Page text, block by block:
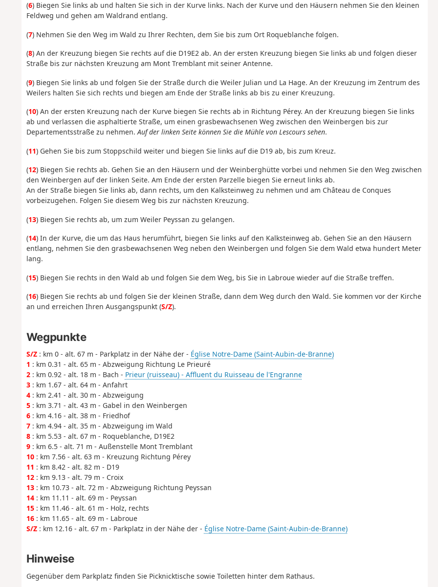
(6) Biegen Sie links ab und halten Sie sich in der Kurve links. Nach der Kurve und den Häusern nehmen Sie den kleinen
Feldweg und gehen am Waldrand entlang.
(7) Nehmen Sie den Weg im Wald zu Ihrer Rechten, dem Sie bis zum Ort Roqueblanche folgen.
(8) An der Kreuzung biegen Sie rechts auf die D19E2 ab. An der ersten Kreuzung biegen Sie links ab und folgen dieser
Straße bis zur nächsten Kreuzung am Mont Tremblant mit seiner Antenne.
(9) Biegen Sie links ab und folgen Sie der Straße durch die Weiler Julian und La Hage. An der Kreuzung im Zentrum des
Weilers halten Sie sich rechts und biegen am Ende der Straße links ab bis zu einer Kreuzung.
(10) An der ersten Kreuzung nach der Kurve biegen Sie rechts ab in Richtung Pérey. An der Kreuzung biegen Sie links
ab und verlassen die asphaltierte Straße, um einen grasbewachsenen Weg zwischen den Weinbergen bis zur
Departementsstraße zu nehmen.Auf der linken Seite können Sie die Mühle von Lescours sehen.
(11) Gehen Sie bis zum Stoppschild weiter und biegen Sie links auf die D19 ab, bis zum Kreuz.
(12) Biegen Sie rechts ab. Gehen Sie an den Häusern und der Weinberghütte vorbei und nehmen Sie den Weg zwischen
den Weinbergen auf der linken Seite. Am Ende der ersten Parzelle biegen Sie erneut links ab.
An der Straße biegen Sie links ab, dann rechts, um den Kalksteinweg zu nehmen und am Château de Conques
vorbeizugehen. Folgen Sie diesem Weg bis zur nächsten Kreuzung.
(13) Biegen Sie rechts ab, um zum Weiler Peyssan zu gelangen.
(14) In der Kurve, die um das Haus herumführt, biegen Sie links auf den Kalksteinweg ab. Gehen Sie an den Häusern
entlang, nehmen Sie den grasbewachsenen Weg neben den Weinbergen und folgen Sie dem Wald etwa hundert Meter
lang.
(15) Biegen Sie rechts in den Wald ab und folgen Sie dem Weg, bis Sie in Labroue wieder auf die Straße treffen.
(16) Biegen Sie rechts ab und folgen Sie der kleinen Straße, dann dem Weg durch den Wald. Sie kommen vor der Kirche
an und erreichen Ihren Ausgangspunkt (S/Z).
Wegpunkte
S/Z: km 0 - alt. 67 m - Parkplatz in der Nähe der - Église Notre-Dame (Saint-Aubin-de-Branne)
1 : km 0.31 - alt. 65 m - Abzweigung Richtung Le Prieuré
2: km 0.92 - alt. 18 m - Bach - Prieur (ruisseau) - Affluent du Ruisseau de l'Engranne
3: km 1.67 - alt. 64 m - Anfahrt
4: km 2.41 - alt. 30 m - Abzweigung
5: km 3.71 - alt. 43 m - Gabel in den Weinbergen
6: km 4.16 - alt. 38 m - Friedhof
7: km 4.94 - alt. 35 m - Abzweigung im Wald
8: km 5.53 - alt. 67 m - Roqueblanche, D19E2
9: km 6.5 - alt. 71 m - Außenstelle Mont Tremblant
10: km 7.56 - alt. 63 m - Kreuzung Richtung Pérey
11 : km 8.42 - alt. 82 m - D19
12: km 9.13 - alt. 79 m - Croix
13: km 10.73 - alt. 72 m - Abzweigung Richtung Peyssan
14: km 11.11 - alt. 69 m - Peyssan
15: km 11.46 - alt. 61 m - Holz, rechts
16: km 11.65 - alt. 69 m - Labroue
S/Z: km 12.16 - alt. 67 m - Parkplatz in der Nähe der - Église Notre-Dame (Saint-Aubin-de-Branne)
Hinweise
Gegenüber dem Parkplatz finden Sie Picknicktische sowie Toiletten hinter dem Rathaus.